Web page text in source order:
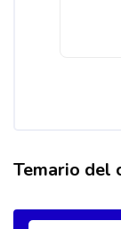
Salta [Cocoon]
Temario del